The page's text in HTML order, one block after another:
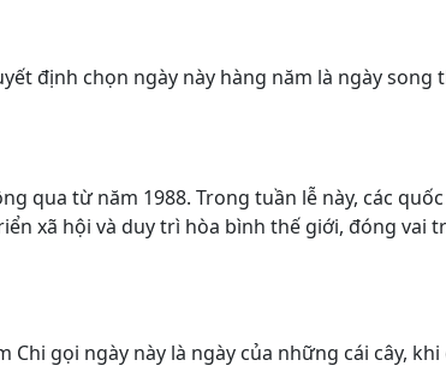
định chọn ngày này hàng năm là ngày song
qua từ năm 1988. Trong tuần lễ này, các
xã hội và duy trì hòa bình thế giới, đóng vai
Chi gọi ngày này là ngày của những cái cây,